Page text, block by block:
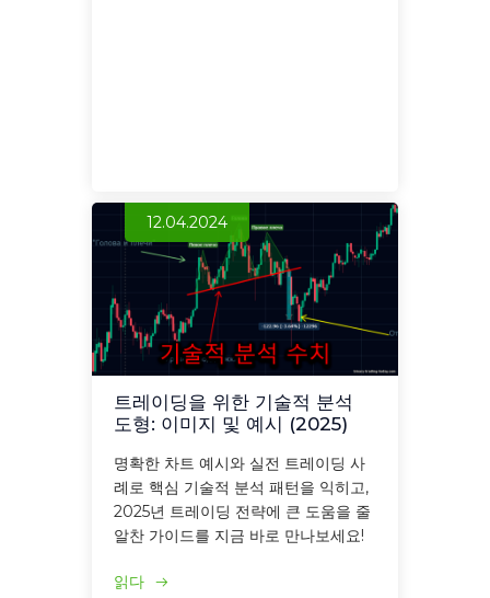
12.04.2024
트레이딩을 위한 기술적 분석
도형: 이미지 및 예시 (2025)
명확한 차트 예시와 실전 트레이딩 사
례로 핵심 기술적 분석 패턴을 익히고,
2025년 트레이딩 전략에 큰 도움을 줄
알찬 가이드를 지금 바로 만나보세요!
읽다